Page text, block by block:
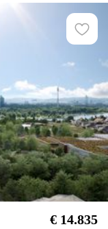
€ 14.835